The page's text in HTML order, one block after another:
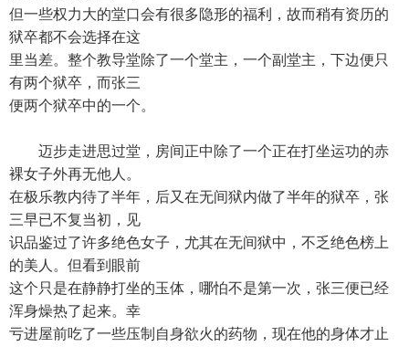
但一些权力大的堂口会有很多隐形的福利，故而稍有资历的
狱卒都不会选择在这
里当差。整个教导堂除了一个堂主，一个副堂主，下边便只
有两个狱卒，而张三
便两个狱卒中的一个。
迈步走进思过堂，房间正中除了一个正在打坐运功的赤
裸女子外再无他人。
在极乐教内待了半年，后又在无间狱内做了半年的狱卒，张
三早已不复当初，见
识品鉴过了许多绝色女子，尤其在无间狱中，不乏绝色榜上
的美人。但看到眼前
这个只是在静静打坐的玉体，哪怕不是第一次，张三便已经
浑身燥热了起来。幸
亏进屋前吃了一些压制自身欲火的药物，现在他的身体才止